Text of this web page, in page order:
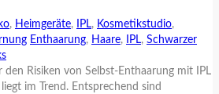
, Heimgeräte, IPL, Kosmetikstudio,
Enthaarung, Haare, IPL, Schwarzer
Risiken von Selbst-Enthaarung mit IPL
im Trend. Entsprechend sind